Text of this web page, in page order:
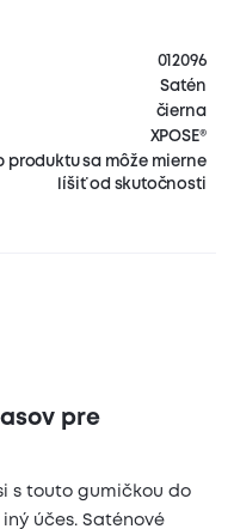
012096
Satén
čierna
XPOSE®
produktu sa môže mierne
líšiť od skutočnosti
pre
s touto gumičkou do
účes. Saténové